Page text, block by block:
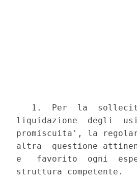
1.  Per  la
liquidazione  degli
promiscuita', la
altra  questione
e   favorito  ogni
struttura competente.